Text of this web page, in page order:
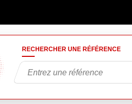
RECHERCHER UNE RÉFÉRENCE